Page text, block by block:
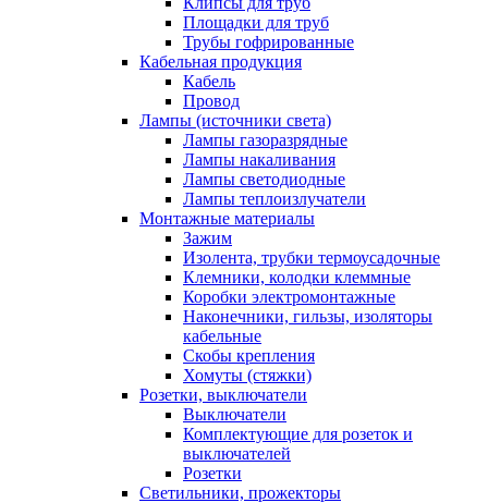
Площадки для труб
Трубы гофрированные
Кабельная продукция
Кабель
Провод
Лампы (источники света)
Лампы газоразрядные
Лампы накаливания
Лампы светодиодные
Лампы теплоизлучатели
Монтажные материалы
Зажим
Изолента, трубки термоусадочные
Клемники, колодки клеммные
Коробки электромонтажные
Наконечники, гильзы, изоляторы
кабельные
Скобы крепления
Хомуты (стяжки)
Розетки, выключатели
Выключатели
Комплектующие для розеток и
выключателей
Розетки
Светильники, прожекторы